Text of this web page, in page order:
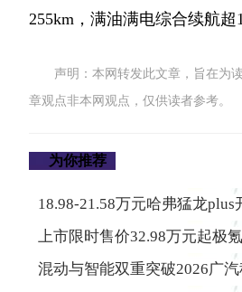
255km，满油满电综合续航超
声明：本网转发此文章，旨在为
章观点非本网观点，仅供读者参考。
为你推荐
18.98-21.58万元哈弗猛龙plus
上市限时售价32.98万元起极
混动与智能双重突破2026广